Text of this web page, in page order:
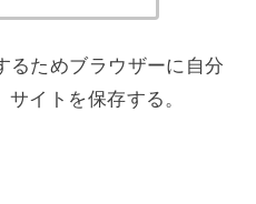
るためブラウザーに自分
イトを保存する。